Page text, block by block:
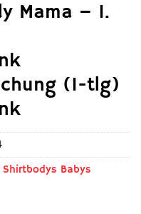
Mama – 1.
(1-tlg)
Shirtbodys Babys